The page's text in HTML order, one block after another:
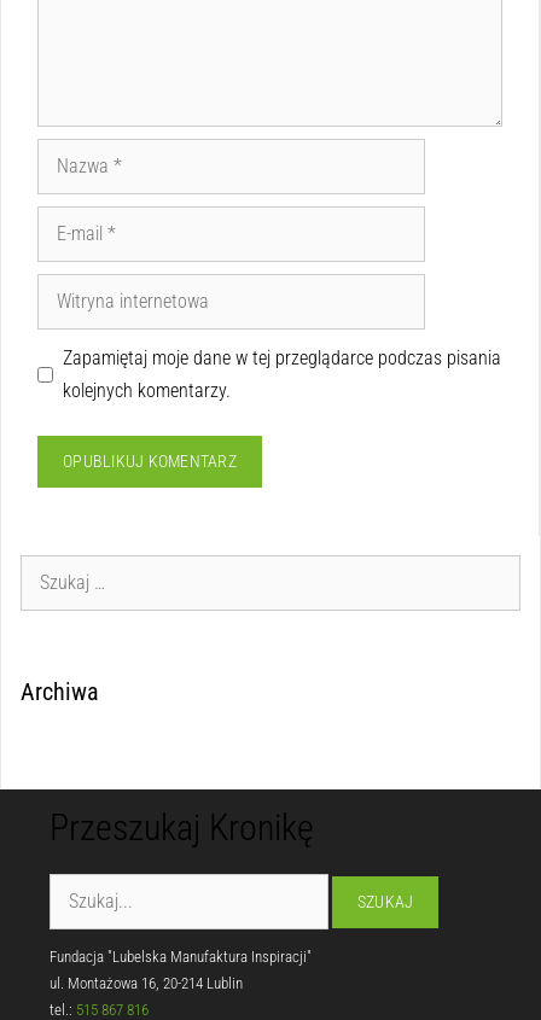
Zapamiętaj moje dane w tej przeglądarce podczas pisania
kolejnych komentarzy.
Archiwa
Przeszukaj Kronikę
Fundacja "Lubelska Manufaktura Inspiracji"
ul. Montażowa 16, 20-214 Lublin
tel.: 515 867 816